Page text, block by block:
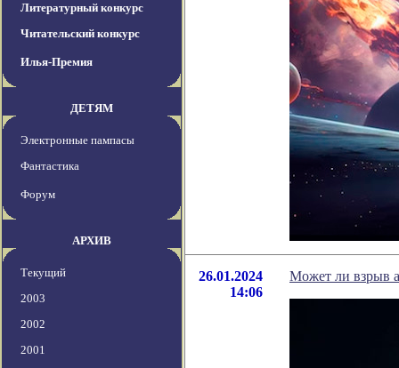
Литературный конкурс
Читательский конкурс
Илья-Премия
ДЕТЯМ
Электронные пампасы
Фантастика
Форум
АРХИВ
Текущий
2003
2002
2001
26.01.2024
14:06
Может ли взрыв